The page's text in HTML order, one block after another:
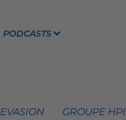
PODCASTS
GROUPE HPI